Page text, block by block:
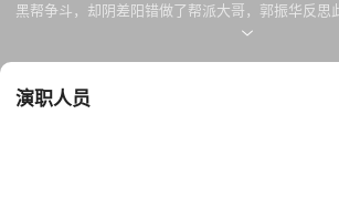
黑帮争斗，却阴差阳错做了帮派大哥，郭振华反思
边卖花的玫瑰夫人（归亚蕾 饰）将好运带给了自己
大红大紫，郭杨二人更发展出了一段恋情。觊觎夜
演职人员